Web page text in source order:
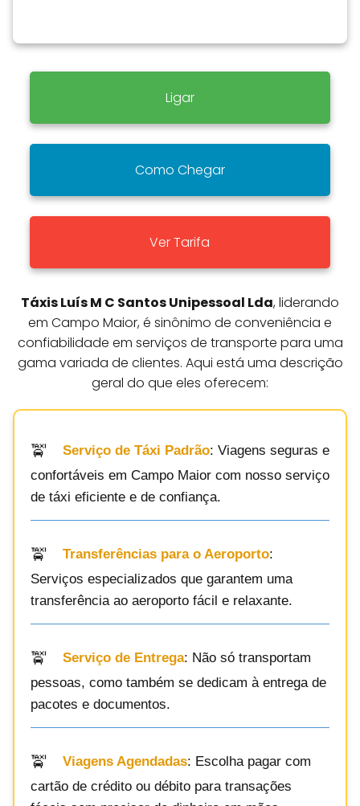
Ligar
Como Chegar
Ver Tarifa
Táxis Luís M C Santos Unipessoal Lda, liderando
em Campo Maior, é sinônimo de conveniência e
confiabilidade em serviços de transporte para uma
gama variada de clientes. Aqui está uma descrição
geral do que eles oferecem:
Serviço de Táxi Padrão: Viagens seguras e
confortáveis em Campo Maior com nosso serviço
de táxi eficiente e de confiança.
Transferências para o Aeroporto:
Serviços especializados que garantem uma
transferência ao aeroporto fácil e relaxante.
Serviço de Entrega: Não só transportam
pessoas, como também se dedicam à entrega de
pacotes e documentos.
Viagens Agendadas: Escolha pagar com
cartão de crédito ou débito para transações